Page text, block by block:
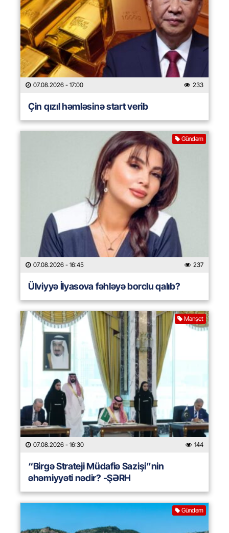
07.08.2026 - 17:00 233
Çin qızıl həmləsinə start verib
Gündəm
07.08.2026 - 16:45 237
Ülviyyə İlyasova fəhləyə borclu qalıb?
Manşet
07.08.2026 - 16:30 144
“Birgə Strateji Müdafiə Sazişi”nin
əhəmiyyəti nədir? -ŞƏRH
Gündəm